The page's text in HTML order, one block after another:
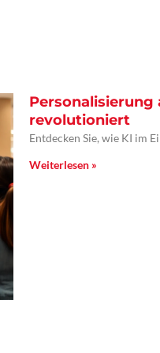
Personalisierung
revolutioniert
Entdecken Sie, wie KI im
Weiterlesen »